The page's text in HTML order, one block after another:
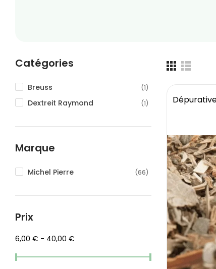
Catégories
Breuss (1)
Dextreit Raymond (1)
Marque
Michel Pierre (66)
Prix
6,00 € - 40,00 €